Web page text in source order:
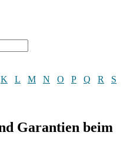
K L M N O P Q R
S
Garantien beim